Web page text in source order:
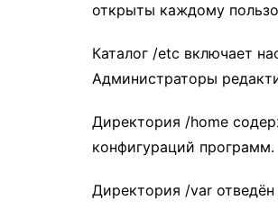
открыты каждому
Каталог /etc включает
Администраторы
Директория /home
конфигураций программ.
Директория /var